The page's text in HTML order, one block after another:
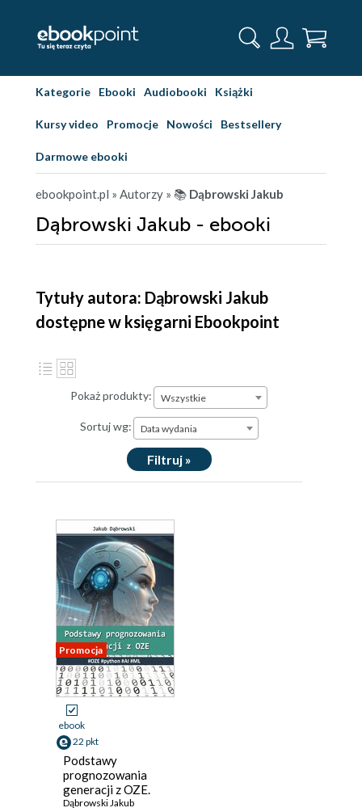
Kategorie Ebooki Audiobooki Książki
Kursy video Promocje Nowości Bestsellery
Darmowe ebooki
ebookpoint.pl » Autorzy » 📚 Dąbrowski Jakub
Dąbrowski Jakub - ebooki
Tytuły autora: Dąbrowski Jakub
dostępne w księgarni Ebookpoint
Pokaż produkty: Wszystkie
Sortuj wg: Data wydania
Filtruj »
Promocja
ebook
22 pkt
Podstawy
prognozowania
generacji z OZE.
#OZE #python #AI
Dąbrowski Jakub